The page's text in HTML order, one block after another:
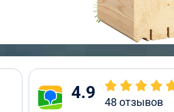
4.9 48 отзывов